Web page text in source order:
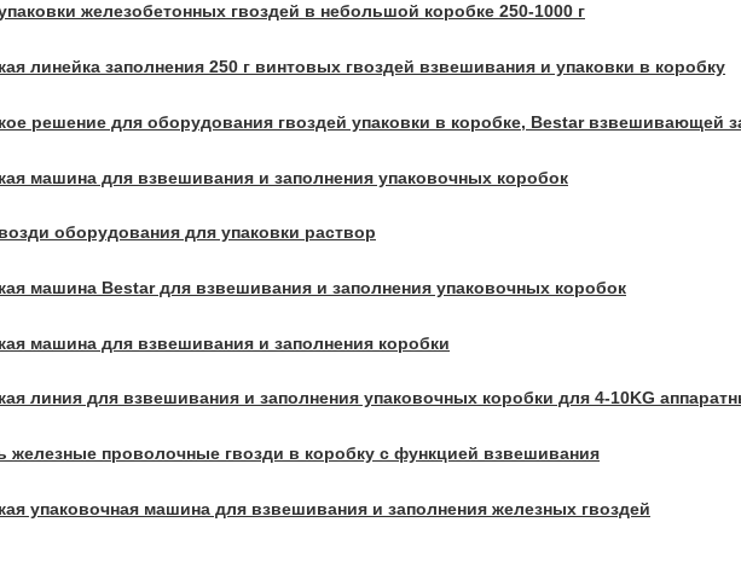
железобетонных гвоздей в небольшой коробке 250-1000 г
линейка заполнения 250 г винтовых гвоздей взвешивания и упаковки в коробку
решение для оборудования гвоздей упаковки в коробке, Bestar взвешивающей
машина для взвешивания и заполнения упаковочных коробок
оборудования для упаковки раствор
машина Bestar для взвешивания и заполнения упаковочных коробок
машина для взвешивания и заполнения коробки
линия для взвешивания и заполнения упаковочных коробки для 4-10KG
железные проволочные гвозди в коробку с функцией взвешивания
упаковочная машина для взвешивания и заполнения железных гвоздей